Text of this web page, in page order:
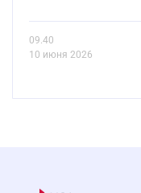
09.40
10 июня 2026